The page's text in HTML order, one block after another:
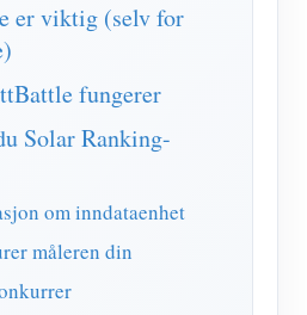
Energy Monitor
er viktig (selv for
fungerer
Solar Ranking-
om inndataenhet
måleren din